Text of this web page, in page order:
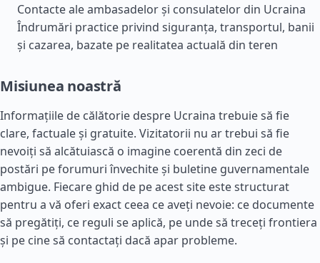
Contacte ale ambasadelor și consulatelor din Ucraina
Îndrumări practice privind siguranța, transportul, banii
și cazarea, bazate pe realitatea actuală din teren
Misiunea noastră
Informațiile de călătorie despre Ucraina trebuie să fie
clare, factuale și gratuite. Vizitatorii nu ar trebui să fie
nevoiți să alcătuiască o imagine coerentă din zeci de
postări pe forumuri învechite și buletine guvernamentale
ambigue. Fiecare ghid de pe acest site este structurat
pentru a vă oferi exact ceea ce aveți nevoie: ce documente
să pregătiți, ce reguli se aplică, pe unde să treceți frontiera
și pe cine să contactați dacă apar probleme.